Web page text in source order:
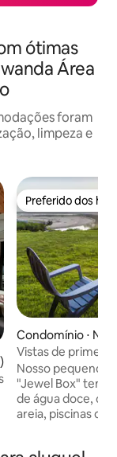
ótimas
Área
foram
limpeza e
avaliação média de
Preferido dos
Preferido dos
Condomínio ⋅
Vistas de
mar em Proposal
Nosso pequeno
"Jewel Box" tem
de água doce,
areia, piscinas de